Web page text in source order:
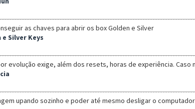
as chaves para abrir os box Golden e Silver
Silver Keys
evolução exige, além dos resets, horas de experiência. Caso
upando sozinho e poder até mesmo desligar o